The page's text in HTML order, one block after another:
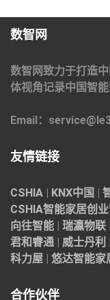
数智网
数智网致力于打造
体视角记录中国智
Email：
友情链接
CSHIA | KNX中国 |
CSHIA智能家居创
向往智能 | 瑞瀛物联
君和睿通 | 威士丹利
科力屋 | 悠达智能家
合作伙伴